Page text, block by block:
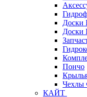
Доски
Доски
Пончо
Чехлы
КАЙТ